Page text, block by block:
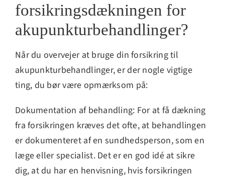
forsikringsdækningen for
akupunkturbehandlinger?
Når du overvejer at bruge din forsikring til
akupunkturbehandlinger, er der nogle vigtige
ting, du bør være opmærksom på:
Dokumentation af behandling: For at få dækning
fra forsikringen kræves det ofte, at behandlingen
er dokumenteret af en sundhedsperson, som en
læge eller specialist. Det er en god idé at sikre
dig, at du har en henvisning, hvis forsikringen